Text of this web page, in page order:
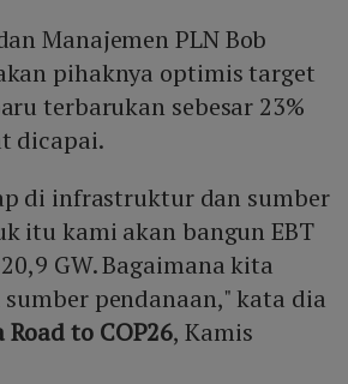
Manajemen PLN Bob
pihaknya optimis target
terbarukan sebesar 23%
dicapai.
di infrastruktur dan sumber
itu kami akan bangun EBT
GW. Bagaimana kita
pendanaan," kata dia
to COP26, Kamis